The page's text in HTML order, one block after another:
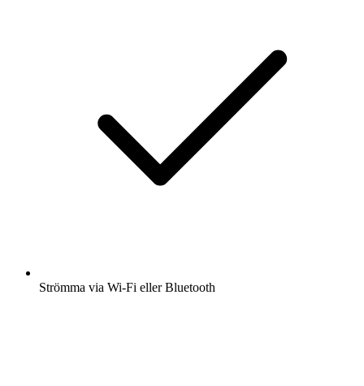
Strömma via Wi-Fi eller Bluetooth